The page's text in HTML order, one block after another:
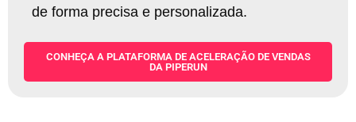
de forma precisa e personalizada.
CONHEÇA A PLATAFORMA DE ACELERAÇÃO DE VENDAS
DA PIPERUN